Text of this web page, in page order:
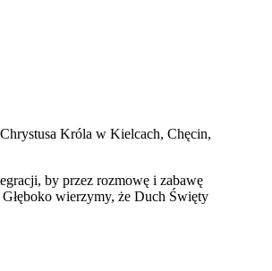
Króla w Kielcach, Chęcin,
by przez rozmowę i zabawę
wierzymy, że Duch Święty